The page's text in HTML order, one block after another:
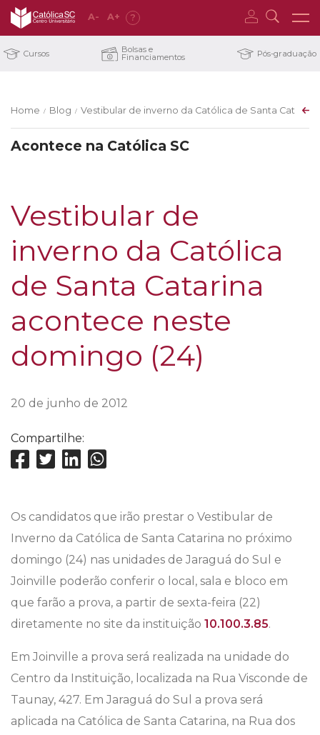
A- A+ ?
Cursos Bolsas e
Financiamentos Pós-graduação
Home / Blog / Vestibular de inverno da Católica de Santa
Acontece na Católica SC
Vestibular de
inverno da Católica
de Santa Catarina
acontece neste
domingo (24)
20 de junho de 2012
Compartilhe:
Os candidatos que irão prestar o Vestibular de
Inverno da Católica de Santa Catarina no próximo
domingo (24) nas unidades de Jaraguá do Sul e
Joinville poderão conferir o local, sala e bloco em
que farão a prova, a partir de sexta-feira (22)
diretamente no site da instituição 10.100.3.85.
Em Joinville a prova será realizada na unidade do
Centro da Instituição, localizada na Rua Visconde de
Taunay, 427. Em Jaraguá do Sul a prova será
aplicada na Católica de Santa Catarina, na Rua dos